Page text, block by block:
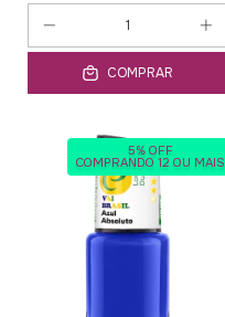
COMPRAR
5% OFF
COMPRANDO 12 OU MAIS